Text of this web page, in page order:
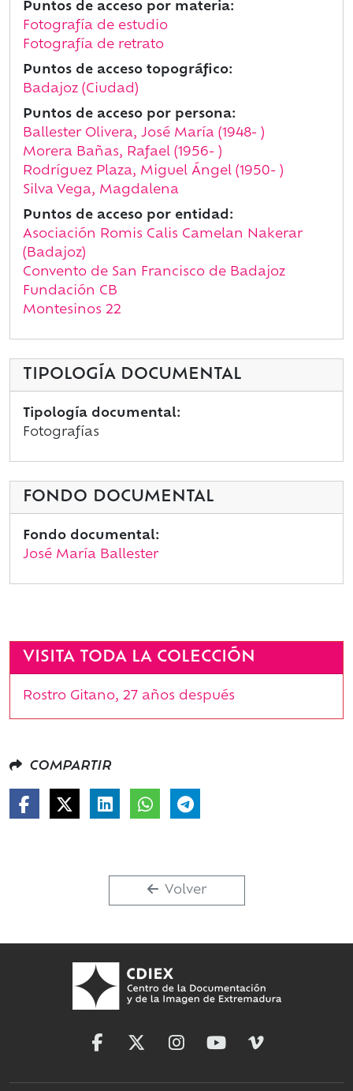
Puntos de acceso por materia:
Fotografía de estudio
Fotografía de retrato
Puntos de acceso topográfico:
Badajoz (Ciudad)
Puntos de acceso por persona:
Ballester Olivera, José María (1948- )
Morera Bañas, Rafael (1956- )
Rodríguez Plaza, Miguel Ángel (1950- )
Silva Vega, Magdalena
Puntos de acceso por entidad:
Asociación Romis Calis Camelan Nakerar
(Badajoz)
Convento de San Francisco de Badajoz
Fundación CB
Montesinos 22
TIPOLOGÍA DOCUMENTAL
Tipología documental:
Fotografías
FONDO DOCUMENTAL
Fondo documental:
José María Ballester
VISITA TODA LA COLECCIÓN
Rostro Gitano, 27 años después
COMPARTIR
Volver